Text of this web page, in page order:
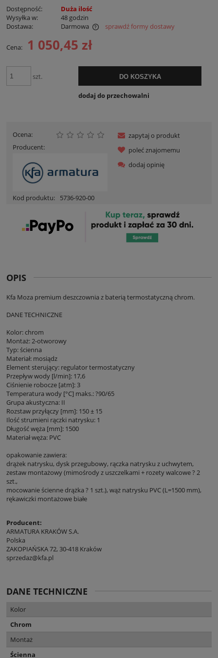
Dostępność:
Duża ilość
Wysyłka w:
48 godzin
Dostawa:
Darmowa
sprawdź formy dostawy
Cena: 1 050,45 zł
szt. DO KOSZYKA
dodaj do przechowalni
Ocena:
Producent:
Kod produktu: 5736-920-00
zapytaj o produkt
poleć znajomemu
dodaj opinię
OPIS
Kfa Moza premium deszczownia z baterią termostatyczną chrom.
DANE TECHNICZNE
Kolor: chrom
Montaż: 2-otworowy
Typ: ścienna
Materiał: mosiądz
Element sterujący: regulator termostatyczny
Przepływ wody [l/min]: 17,6
Ciśnienie robocze [atm]: 3
Temperatura wody [°C] maks.: ?90/65
Grupa akustyczna: II
Rozstaw przyłączy [mm]: 150 ± 15
Ilość strumieni rączki natrysku: 1
Długość węża [mm]: 1500
Materiał węża: PVC
opakowanie zawiera:
drążek natrysku, dysk przegubowy, rączka natrysku z uchwytem,
zestaw montażowy (mimośrody z uszczelkami + rozety walcowe ? 2
szt.,
mocowanie ścienne drążka ? 1 szt.), wąż natrysku PVC (L=1500 mm),
rękawiczki montażowe białe
Producent:
ARMATURA KRAKÓW S.A.
Polska
ZAKOPIAŃSKA 72, 30-418 Kraków
sprzedaz@kfa.pl
DANE TECHNICZNE
Kolor
Chrom
Montaż
Ścienna